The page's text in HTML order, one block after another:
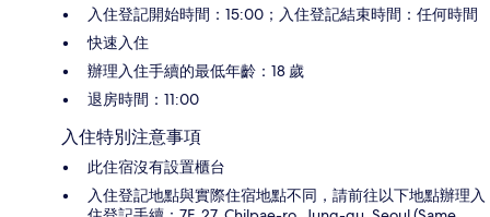
入住登記開始時間：15:00；入住登記結束時間：任何時間
快速入住
辦理入住手續的最低年齡：18 歲
退房時間：11:00
入住特別注意事項
此住宿沒有設置櫃台
入住登記地點與實際住宿地點不同，請前往以下地點辦理入